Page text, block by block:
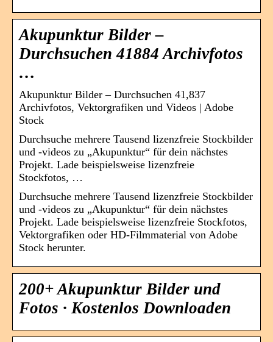
Akupunktur Bilder –
Durchsuchen 41884 Archivfotos
…
Akupunktur Bilder – Durchsuchen 41,837
Archivfotos, Vektorgrafiken und Videos | Adobe
Stock
Durchsuche mehrere Tausend lizenzfreie Stockbilder
und -videos zu „Akupunktur“ für dein nächstes
Projekt. Lade beispielsweise lizenzfreie
Stockfotos, …
Durchsuche mehrere Tausend lizenzfreie Stockbilder
und -videos zu „Akupunktur“ für dein nächstes
Projekt. Lade beispielsweise lizenzfreie Stockfotos,
Vektorgrafiken oder HD-Filmmaterial von Adobe
Stock herunter.
200+ Akupunktur Bilder und
Fotos · Kostenlos Downloaden